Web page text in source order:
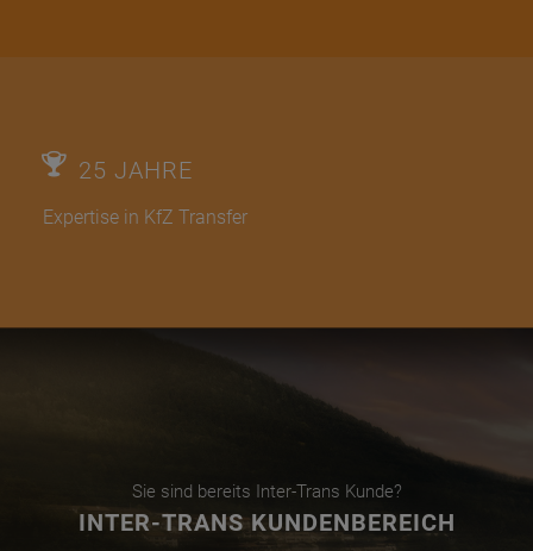
25 JAHRE
Expertise in KfZ Transfer
Sie sind bereits Inter-Trans Kunde?
INTER-TRANS KUNDENBEREICH